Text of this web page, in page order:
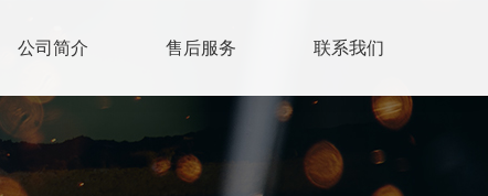
公司简介 售后服务 联系我们